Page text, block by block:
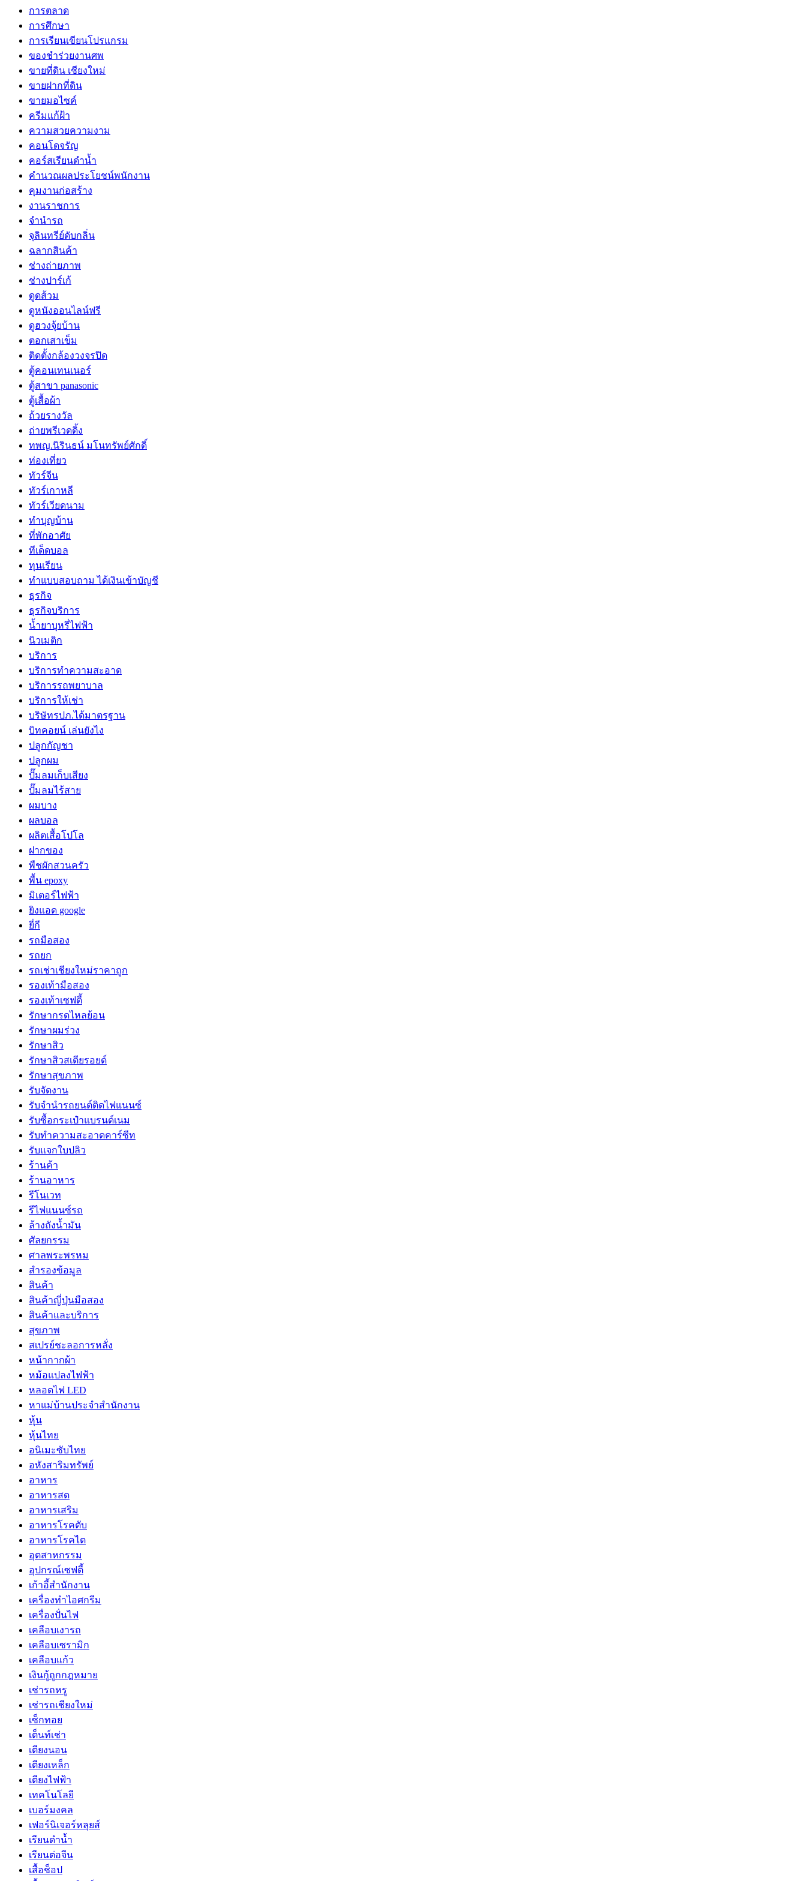
การตลาด
การศึกษา
การเรียนเขียนโปรแกรม
ของชำร่วยงานศพ
ขายที่ดิน เชียงใหม่
ขายฝากที่ดิน
ขายมอไซค์
ครีมแก้ฝ้า
ความสวยความงาม
คอนโดจรัญ
คอร์สเรียนดำน้ำ
คำนวณผลประโยชน์พนักงาน
คุมงานก่อสร้าง
งานราชการ
จำนำรถ
จุลินทรีย์ดับกลิ่น
ฉลากสินค้า
ช่างถ่ายภาพ
ช่างปาร์เก้
ดูดส้วม
ดูหนังออนไลน์ฟรี
ดูฮวงจุ้ยบ้าน
ตอกเสาเข็ม
ติดตั้งกล้องวงจรปิด
ตู้คอนเทนเนอร์
ตู้สาขา panasonic
ตู้เสื้อผ้า
ถ้วยรางวัล
ถ่ายพรีเวดดิ้ง
ทพญ.นิรินธน์ มโนทรัพย์ศักดิ์
ท่องเที่ยว
ทัวร์จีน
ทัวร์เกาหลี
ทัวร์เวียดนาม
ทำบุญบ้าน
ที่พักอาศัย
ทีเด็ดบอล
ทุนเรียน
ทําแบบสอบถาม ได้เงินเข้าบัญชี
ธุรกิจ
ธุรกิจบริการ
น้ำยาบุหรี่ไฟฟ้า
นิวเมติก
บริการ
บริการทำความสะอาด
บริการรถพยาบาล
บริการให้เช่า
บริษัทรปภ.ได้มาตรฐาน
บิทคอยน์ เล่นยังไง
ปลูกกัญชา
ปลูกผม
ปั๊มลมเก็บเสียง
ปั๊มลมไร้สาย
ผมบาง
ผลบอล
ผลิตเสื้อโปโล
ฝากของ
พืชผักสวนครัว
พื้น epoxy
มิเตอร์ไฟฟ้า
ยิงแอด google
ยี่กี
รถมือสอง
รถยก
รถเช่าเชียงใหม่ราคาถูก
รองเท้ามือสอง
รองเท้าเซฟตี้
รักษากรดไหลย้อน
รักษาผมร่วง
รักษาสิว
รักษาสิวสเตียรอยด์
รักษาสุขภาพ
รับจัดงาน
รับจํานํารถยนต์ติดไฟแนนซ์
รับซื้อกระเป๋าแบรนด์เนม
รับทำความสะอาดคาร์ซีท
รับแจกใบปลิว
ร้านค้า
ร้านอาหาร
รีโนเวท
รีไฟแนนซ์รถ
ล้างถังน้ำมัน
ศัลยกรรม
ศาลพระพรหม
สำรองข้อมูล
สินค้า
สินค้าญี่ปุ่นมือสอง
สินค้าและบริการ
สุขภาพ
สเปรย์ชะลอการหลั่ง
หน้ากากผ้า
หม้อแปลงไฟฟ้า
หลอดไฟ LED
หาแม่บ้านประจำสำนักงาน
หุ้น
หุ้นไทย
อนิเมะซับไทย
อหังสาริมทรัพย์
อาหาร
อาหารสด
อาหารเสริม
อาหารโรคตับ
อาหารโรคไต
อุตสาหกรรม
อุปกรณ์เซฟตี้
เก้าอี้สำนักงาน
เครื่องทำไอศกรีม
เครื่องปั่นไฟ
เคลือบเงารถ
เคลือบเซรามิก
เคลือบแก้ว
เงินกู้ถูกกฎหมาย
เช่ารถหรู
เช่ารถเชียงใหม่
เซ็กทอย
เต็นท์เช่า
เตียงนอน
เตียงเหล็ก
เตียงไฟฟ้า
เทคโนโลยี
เบอร์มงคล
เฟอร์นิเจอร์หลุยส์
เรียนดำน้ำ
เรียนต่อจีน
เสื้อช็อป